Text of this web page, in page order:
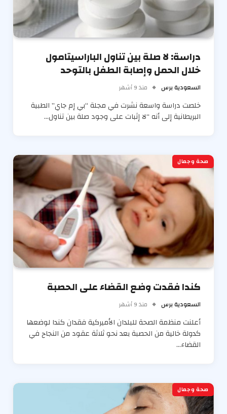
دراسة: لا صلة بين تناول الباراسيتامول
خلال الحمل وإصابة الطفل بالتوحد
السعودية برس منذ 9 أشهر
خلصت دراسة واسعة نشرت في مجلة “بي إم جاي” الطبية
البريطانية إلى أنه “لا إثبات على وجود صلة بين تناول…
صحة وجمال
كندا فقدت وضع القضاء على الحصبة
السعودية برس منذ 9 أشهر
أعلنت منظمة الصحة للبلدان الأميركية فقدان كندا لوضعها
كدولة خالية من الحصبة بعد نحو ثلاثة عقود من النجاح في
القضاء…
صحة وجمال